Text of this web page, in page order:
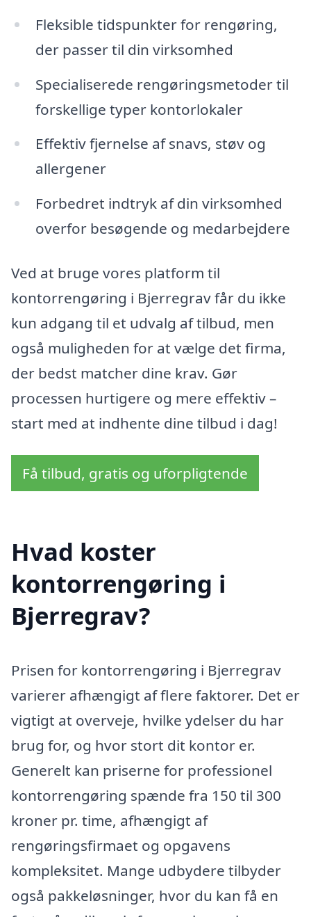
Fleksible tidspunkter for rengøring,
der passer til din virksomhed
Specialiserede rengøringsmetoder til
forskellige typer kontorlokaler
Effektiv fjernelse af snavs, støv og
allergener
Forbedret indtryk af din virksomhed
overfor besøgende og medarbejdere
Ved at bruge vores platform til
kontorrengøring i Bjerregrav får du ikke
kun adgang til et udvalg af tilbud, men
også muligheden for at vælge det firma,
der bedst matcher dine krav. Gør
processen hurtigere og mere effektiv –
start med at indhente dine tilbud i dag!
Få tilbud, gratis og uforpligtende
Hvad koster
kontorrengøring i
Bjerregrav?
Prisen for kontorrengøring i Bjerregrav
varierer afhængigt af flere faktorer. Det er
vigtigt at overveje, hvilke ydelser du har
brug for, og hvor stort dit kontor er.
Generelt kan priserne for professionel
kontorrengøring spænde fra 150 til 300
kroner pr. time, afhængigt af
rengøringsfirmaet og opgavens
kompleksitet. Mange udbydere tilbyder
også pakkeløsninger, hvor du kan få en